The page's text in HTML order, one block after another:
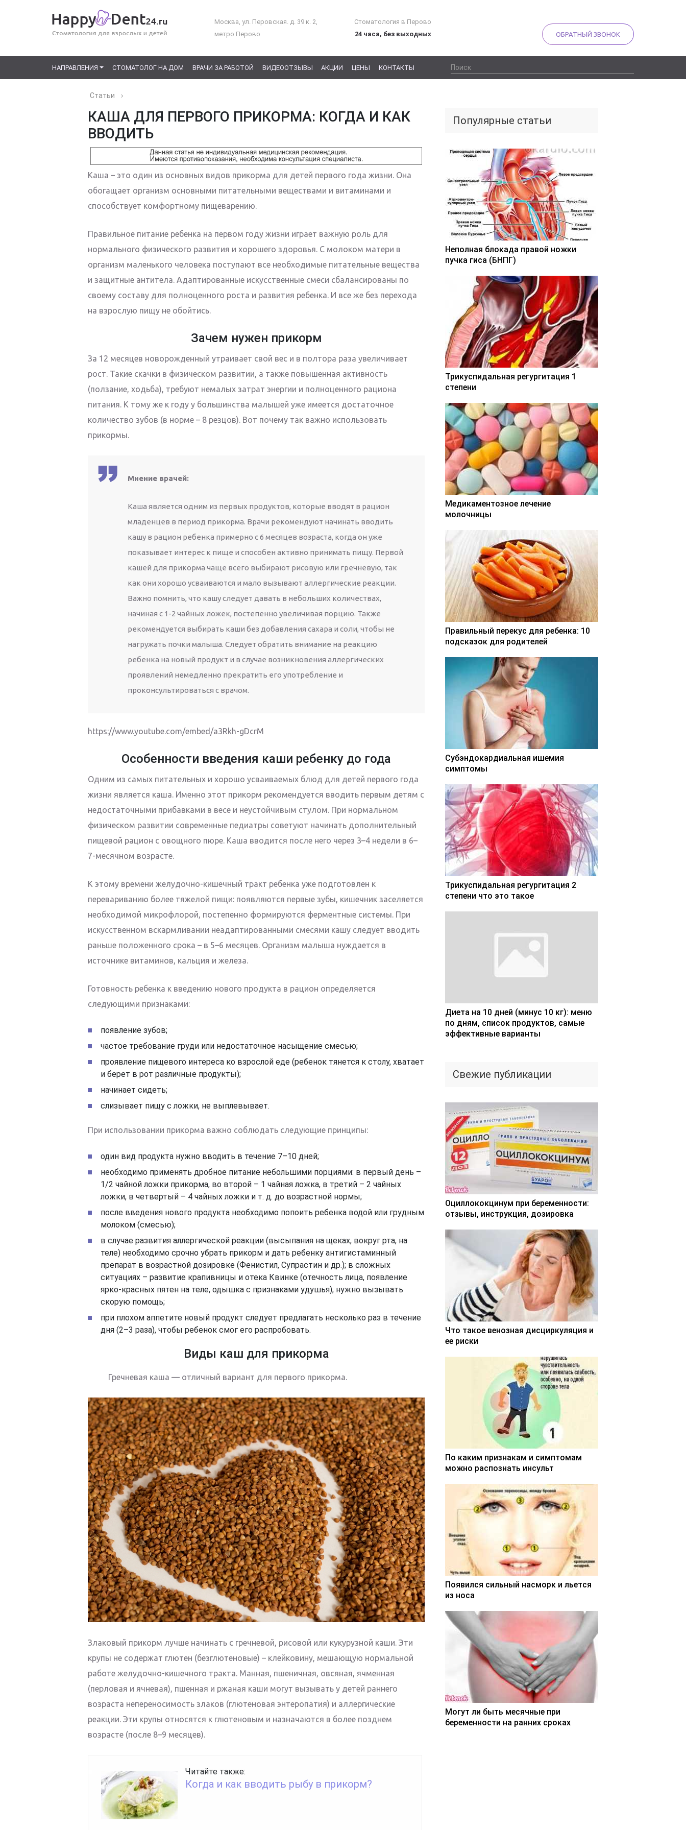
Москва, ул. Перовская. д. 39 к. 2,
метро Перово
Стоматология в Перово
24 часа, без выходных
ОБРАТНЫЙ ЗВОНОК
НАПРАВЛЕНИЯ СТОМАТОЛОГ НА ДОМ ВРАЧИ ЗА РАБОТОЙ ВИДЕООТЗЫВЫ АКЦИИ ЦЕНЫ КОНТАКТЫ
Статьи ›
КАША ДЛЯ ПЕРВОГО ПРИКОРМА: КОГДА И КАК
ВВОДИТЬ
Каша – это один из основных видов прикорма для детей первого года жизни. Она
обогащает организм основными питательными веществами и витаминами и
способствует комфортному пищеварению.
Правильное питание ребенка на первом году жизни играет важную роль для
нормального физического развития и хорошего здоровья. С молоком матери в
организм маленького человека поступают все необходимые питательные вещества
и защитные антитела. Адаптированные искусственные смеси сбалансированы по
своему составу для полноценного роста и развития ребенка. И все же без перехода
на взрослую пищу не обойтись.
Зачем нужен прикорм
За 12 месяцев новорожденный утраивает свой вес и в полтора раза увеличивает
рост. Такие скачки в физическом развитии, а также повышенная активность
(ползание, ходьба), требуют немалых затрат энергии и полноценного рациона
питания. К тому же к году у большинства малышей уже имеется достаточное
количество зубов (в норме – 8 резцов). Вот почему так важно использовать
прикормы.
Мнение врачей:
Каша является одним из первых продуктов, которые вводят в рацион
младенцев в период прикорма. Врачи рекомендуют начинать вводить
кашу в рацион ребенка примерно с 6 месяцев возраста, когда он уже
показывает интерес к пище и способен активно принимать пищу. Первой
кашей для прикорма чаще всего выбирают рисовую или гречневую, так
как они хорошо усваиваются и мало вызывают аллергические реакции.
Важно помнить, что кашу следует давать в небольших количествах,
начиная с 1-2 чайных ложек, постепенно увеличивая порцию. Также
рекомендуется выбирать каши без добавления сахара и соли, чтобы не
нагружать почки малыша. Следует обратить внимание на реакцию
ребенка на новый продукт и в случае возникновения аллергических
проявлений немедленно прекратить его употребление и
проконсультироваться с врачом.
https://www.youtube.com/embed/a3Rkh-gDcrM
Особенности введения каши ребенку до года
Одним из самых питательных и хорошо усваиваемых блюд для детей первого года
жизни является каша. Именно этот прикорм рекомендуется вводить первым детям с
недостаточными прибавками в весе и неустойчивым стулом. При нормальном
физическом развитии современные педиатры советуют начинать дополнительный
пищевой рацион с овощного пюре. Каша вводится после него через 3–4 недели в 6–
7-месячном возрасте.
К этому времени желудочно-кишечный тракт ребенка уже подготовлен к
перевариванию более тяжелой пищи: появляются первые зубы, кишечник заселяется
необходимой микрофлорой, постепенно формируются ферментные системы. При
искусственном вскармливании неадаптированными смесями кашу следует вводить
раньше положенного срока – в 5–6 месяцев. Организм малыша нуждается в
источнике витаминов, кальция и железа.
Готовность ребенка к введению нового продукта в рацион определяется
следующими признаками:
появление зубов;
частое требование груди или недостаточное насыщение смесью;
проявление пищевого интереса ко взрослой еде (ребенок тянется к столу, хватает
и берет в рот различные продукты);
начинает сидеть;
слизывает пищу с ложки, не выплевывает.
При использовании прикорма важно соблюдать следующие принципы:
один вид продукта нужно вводить в течение 7–10 дней;
необходимо применять дробное питание небольшими порциями: в первый день –
1/2 чайной ложки прикорма, во второй – 1 чайная ложка, в третий – 2 чайных
ложки, в четвертый – 4 чайных ложки и т. д. до возрастной нормы;
после введения нового продукта необходимо попоить ребенка водой или грудным
молоком (смесью);
в случае развития аллергической реакции (высыпания на щеках, вокруг рта, на
теле) необходимо срочно убрать прикорм и дать ребенку антигистаминный
препарат в возрастной дозировке (Фенистил, Супрастин и др.); в сложных
ситуациях – развитие крапивницы и отека Квинке (отечность лица, появление
ярко-красных пятен на теле, одышка с признаками удушья), нужно вызывать
скорую помощь;
при плохом аппетите новый продукт следует предлагать несколько раз в течение
дня (2–3 раза), чтобы ребенок смог его распробовать.
Виды каш для прикорма
Гречневая каша — отличный вариант для первого прикорма.
Злаковый прикорм лучше начинать с гречневой, рисовой или кукурузной каши. Эти
крупы не содержат глютен (безглютеновые) – клейковину, мешающую нормальной
работе желудочно-кишечного тракта. Манная, пшеничная, овсяная, ячменная
(перловая и ячневая), пшенная и ржаная каши могут вызывать у детей раннего
возраста непереносимость злаков (глютеновая энтеропатия) и аллергические
реакции. Эти крупы относятся к глютеновым и назначаются в более позднем
возрасте (после 8–9 месяцев).
Читайте также:
Когда и как вводить рыбу в прикорм?
Популярные статьи
Неполная блокада правой ножки
пучка гиса (БНПГ)
Трикуспидальная регургитация 1
степени
Медикаментозное лечение
молочницы
Правильный перекус для ребенка: 10
подсказок для родителей
Субэндокардиальная ишемия
симптомы
Трикуспидальная регургитация 2
степени что это такое
Диета на 10 дней (минус 10 кг): меню
по дням, список продуктов, самые
эффективные варианты
Свежие публикации
Оциллококцинум при беременности:
отзывы, инструкция, дозировка
Что такое венозная дисциркуляция и
ее риски
По каким признакам и симптомам
можно распознать инсульт
Появился сильный насморк и льется
из носа
Могут ли быть месячные при
беременности на ранних сроках